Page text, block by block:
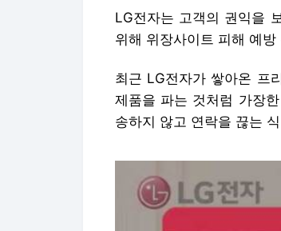
LG전자는 고객의 권익을
위해 위장사이트 피해 예
최근 LG전자가 쌓아온 프
제품을 파는 것처럼 가장
송하지 않고 연락을 끊는